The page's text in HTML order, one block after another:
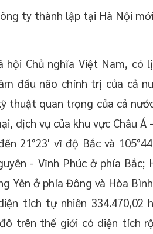
ty thành lập tại Hà Nội
Chủ nghĩa Việt Nam, có
đầu não chính trị của cả
thuật quan trọng của cả
dịch vụ của khu vực Châu Á
21°23' vĩ độ Bắc và
- Vĩnh Phúc ở phía Bắc;
Yên ở phía Đông và Hòa
tích tự nhiên 334.470,02
trên thế giới có diện tích